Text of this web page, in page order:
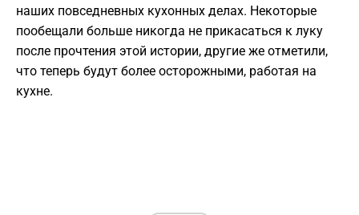
наших повседневных кухонных делах. Некоторые
пообещали больше никогда не прикасаться к луку
после прочтения этой истории, другие же отметили,
что теперь будут более осторожными, работая на
кухне.